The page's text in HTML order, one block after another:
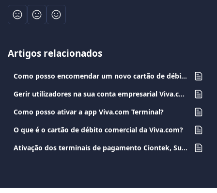
Artigos relacionados
Como posso encomendar um novo cartão de débito commercial?
Gerir utilizadores na sua conta empresarial Viva.com
Como posso ativar a app Viva.com Terminal?
O que é o cartão de débito comercial da Viva.com?
Ativação dos terminais de pagamento Ciontek, Sunmi e PAX A8900